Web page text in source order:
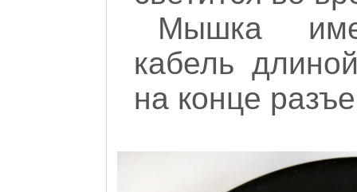
Мышка
кабель
на конце